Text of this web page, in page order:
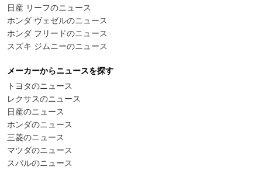
日産 リーフのニュース
ホンダ ヴェゼルのニュース
ホンダ フリードのニュース
スズキ ジムニーのニュース
メーカーからニュースを探す
トヨタのニュース
レクサスのニュース
日産のニュース
ホンダのニュース
三菱のニュース
マツダのニュース
スバルのニュース